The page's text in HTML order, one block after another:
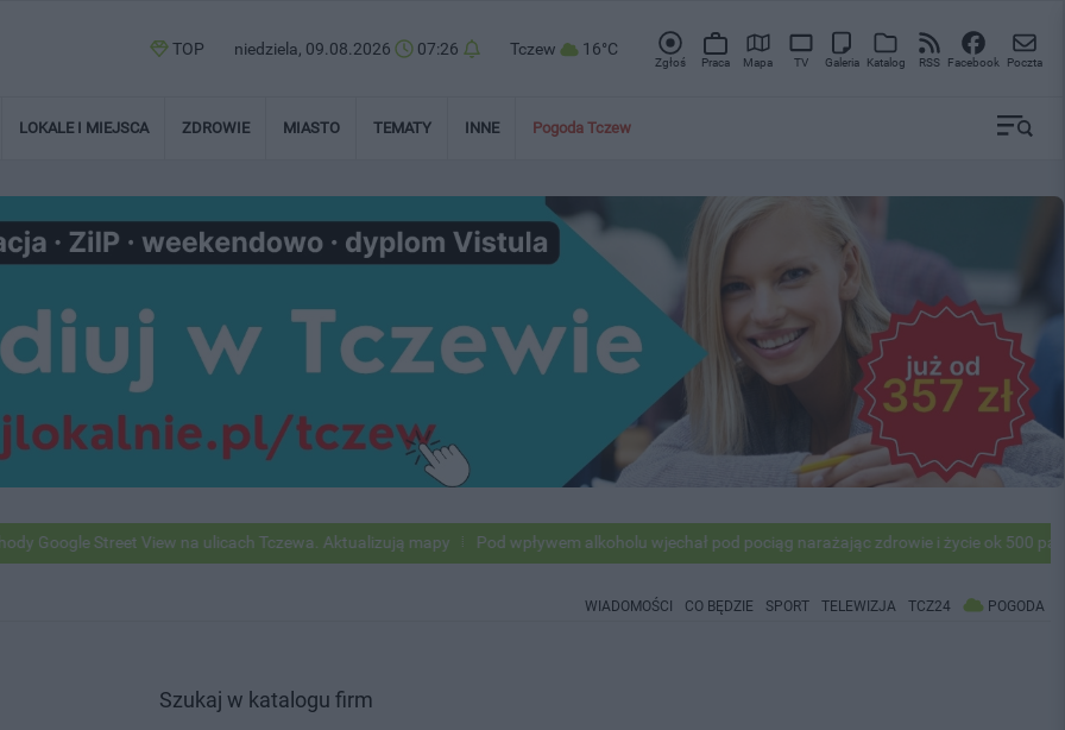
TOP niedziela, 09.08.2026 07:26 Tczew 16°C
Zgłoś Praca Mapa TV Galeria Katalog RSS Facebook Poczta
LOKALE I MIEJSCA ZDROWIE MIASTO TEMATY INNE Pogoda Tczew
Street View na ulicach Tczewa. Aktualizują mapy Pod wpływem alkoholu wjechał pod pociąg narażając zdrowie i życie ok 500
WIADOMOŚCI CO BĘDZIE SPORT TELEWIZJA TCZ24 POGODA
Szukaj w katalogu firm